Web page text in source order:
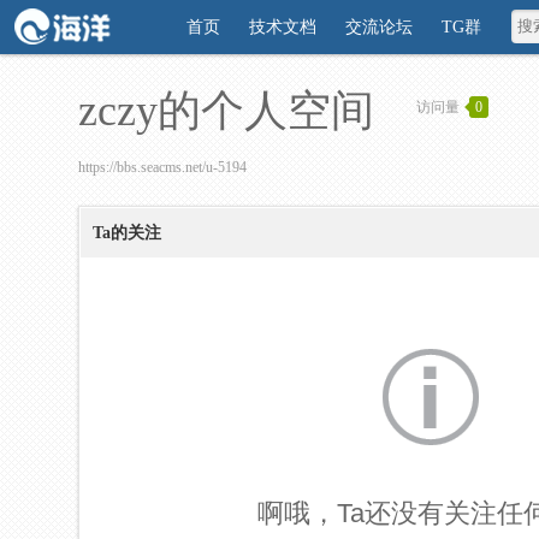
首页 技术文档 交流论坛 TG群
zczy的个人空间 访问量 0
https://bbs.seacms.net/u-5194
Ta的关注
啊哦，Ta还没有关注任